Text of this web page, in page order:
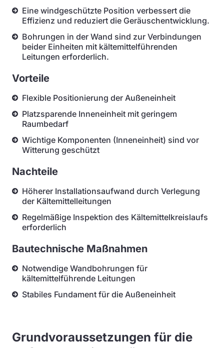
Eine windgeschützte Position verbessert die
Effizienz und reduziert die Geräuschentwicklung.
Bohrungen in der Wand sind zur Verbindungen
beider Einheiten mit kältemittelführenden
Leitungen erforderlich.
Vorteile
Flexible Positionierung der Außeneinheit
Platzsparende Inneneinheit mit geringem
Raumbedarf
Wichtige Komponenten (Inneneinheit) sind vor
Witterung geschützt
Nachteile
Höherer Installationsaufwand durch Verlegung
der Kältemittelleitungen
Regelmäßige Inspektion des Kältemittelkreislaufs
erforderlich
Bautechnische Maßnahmen
Notwendige Wandbohrungen für
kältemittelführende Leitungen
Stabiles Fundament für die Außeneinheit
Grundvoraussetzungen für die